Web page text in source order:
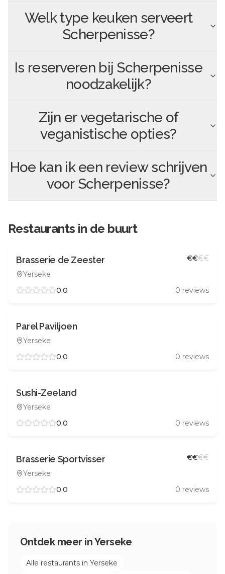
Welk type keuken serveert
Scherpenisse?
Is reserveren bij Scherpenisse
noodzakelijk?
Zijn er vegetarische of
veganistische opties?
Hoe kan ik een review schrijven
voor Scherpenisse?
Restaurants in de buurt
Brasserie de Zeester
Yerseke
€€€€
0.0 0 reviews
Parel Paviljoen
Yerseke
0.0
0 reviews
Sushi-Zeeland
Yerseke
0.0
0 reviews
Brasserie Sportvisser
Yerseke
€€€€
0.0 0 reviews
Ontdek meer inYerseke
Alle restaurants in Yerseke